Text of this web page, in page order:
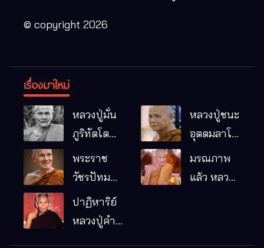
© copyright 2026
เรื่องมาใหม่
หลวงปู่มั่น
ภูริทัตโต
พระอริยเจ้า
ผู้เป็นบิดา
รมฐาน
หลวงปู่ชนะ
อุตตมลาโภ
หมากอื๋อ
พระราช
วัชรปัทม
คุณ (หลวง
ปู่บัวเกตุ
มรณภาพ
แล้ว หลวง
ปาฏิหาริย์
หลวงปู่คำ